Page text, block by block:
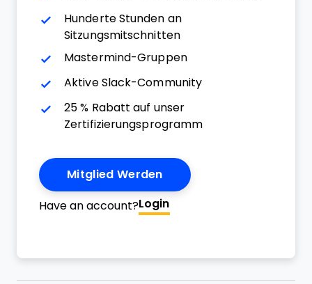
Hunderte Stunden an
Sitzungsmitschnitten
Mastermind-Gruppen
Aktive Slack-Community
25 % Rabatt auf unser
Zertifizierungsprogramm
Mitglied Werden
Have an account?Login